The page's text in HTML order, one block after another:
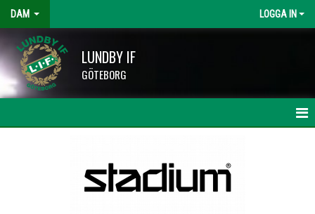
DAM LOGGA IN
LUNDBY IF
GÖTEBORG